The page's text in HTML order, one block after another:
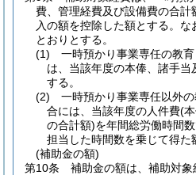
費、管理経費及び設備費の合計
入の額を控除した額とする。 な
とおりとする。
(1)
一時預かり事業専任の教
は、当該年度の本俸、諸手当
する。
(2)
一時預かり事業専任以外
合には、当該年度の人件費(
の合計額)を年間総労働時間
担当した時間数を乗じて得た
(補助金の額)
第10条
補助金の額は、補助対象